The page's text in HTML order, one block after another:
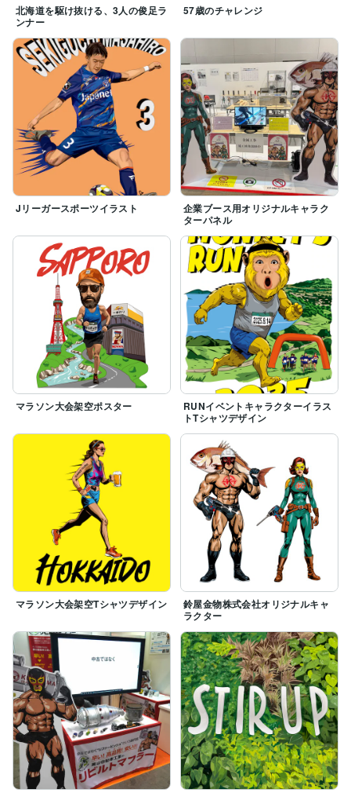
北海道を駆け抜ける、3人の俊足ラ
ンナー
57歳のチャレンジ
Jリーガースポーツイラスト
企業ブース用オリジナルキャラク
ターパネル
マラソン大会架空ポスター
RUNイベントキャラクターイラス
トTシャツデザイン
マラソン大会架空Tシャツデザイン
鈴屋金物株式会社オリジナルキャ
ラクター